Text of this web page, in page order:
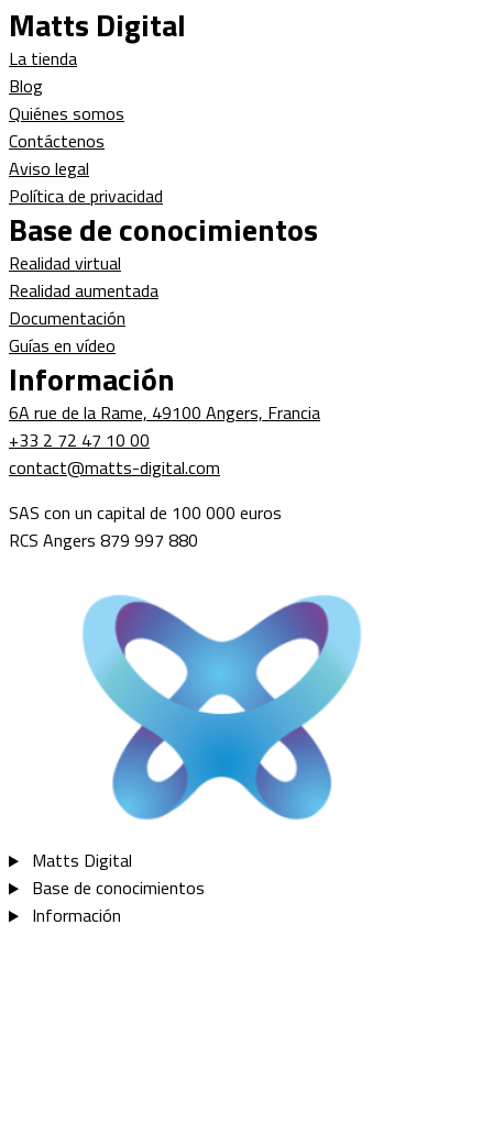
Matts Digital
La tienda
Blog
Quiénes somos
Contáctenos
Aviso legal
Política de privacidad
Base de conocimientos
Realidad virtual
Realidad aumentada
Documentación
Guías en vídeo
Información
6A rue de la Rame, 49100 Angers, Francia
+33 2 72 47 10 00
contact@matts-digital.com
SAS con un capital de 100 000 euros
RCS Angers 879 997 880
Matts Digital
Base de conocimientos​
Información